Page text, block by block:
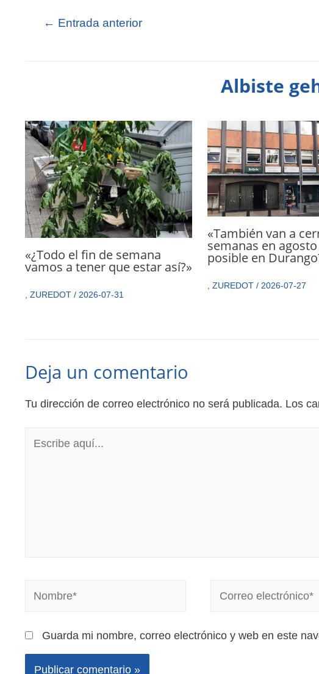
← Entrada anterior
Albiste
«¿Todo el fin de semana
vamos a tener que estar así?»
ZUREDOT/ 2026-07-31
«También van a
semanas en agosto
posible en
,ZUREDOT / 2026-07-27
Deja un comentario
Tu dirección de correo electrónico no será publicada. Los
Guarda mi nombre, correo electrónico y web en este